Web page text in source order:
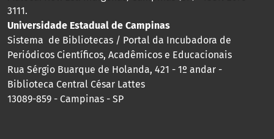
3111.
Universidade Estadual de Campinas
Sistema de Bibliotecas / Portal da Incubadora de
Periódicos Científicos, Acadêmicos e Educacionais
Rua Sérgio Buarque de Holanda, 421 - 1º andar -
Biblioteca Central César Lattes
13089-859 - Campinas - SP